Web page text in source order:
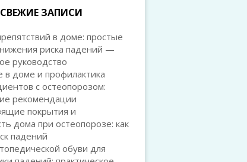
СВЕЖИЕ ЗАПИСИ
в доме: простые
риска падений —
руководство
доме и профилактика
с остеопорозом:
рекомендации
покрытия и
дома при остеопорозе: как
падений
обуви для